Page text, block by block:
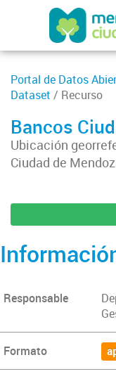
Portal de Datos
Dataset / Recurso
Bancos
Ubicación
Ciudad de
Responsable
Formato